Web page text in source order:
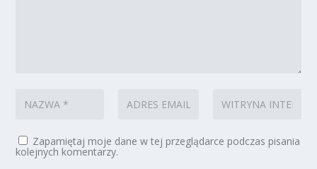
Zapamiętaj moje dane w tej przeglądarce podczas pisania
kolejnych komentarzy.